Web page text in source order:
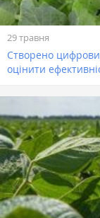
29 травня
Створено
оцінити